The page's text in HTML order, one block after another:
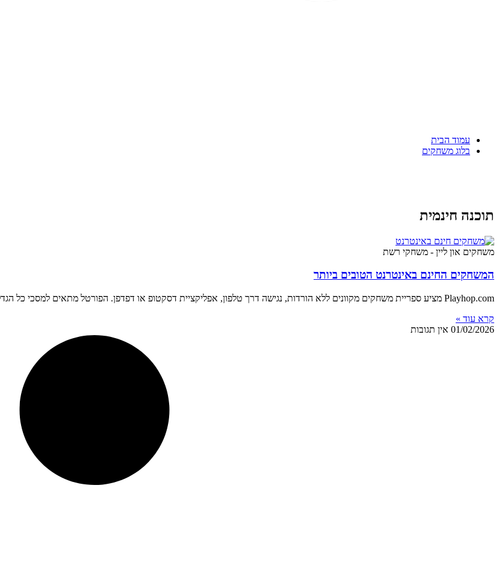
עמוד הבית
בלוג משחקים
תוכנה חינמית
משחקים און ליין - משחקי רשת
המשחקים החינם באינטרנט הטובים ביותר
Playhop.com מציע ספריית משחקים מקוונים ללא הורדות, נגישה דרך טלפון, אפליקציית דסקטופ או דפדפן. הפורטל מתאים למסכי כל הגדלים ומרכז
קרא עוד »
01/02/2026 אין תגובות